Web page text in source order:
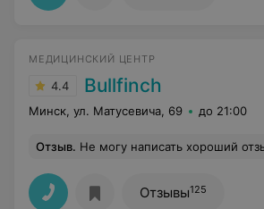
МЕДИЦИНСКИЙ ЦЕНТР
4.4 Bullfinch
Минск, ул. Матусевича, 69 до 21:00
Отзыв. Не могу написать хороший отзыв о специалисте Кононович Ольге Сергеевне, т.к УЗИ диагностика и заключение были поставлены ею неверно! Только
Отзывы125